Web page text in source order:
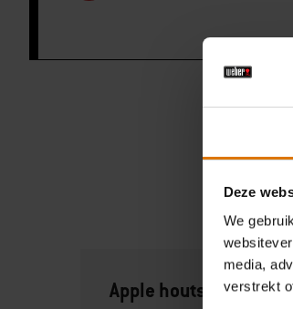
Deze
We
media,
verstrekt
Apple houtsnippers